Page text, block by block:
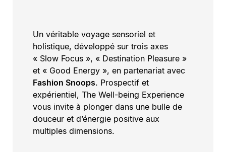
Un véritable voyage sensoriel et
holistique, développé sur trois axes
« Slow Focus », « Destination Pleasure »
et « Good Energy », en partenariat avec
Fashion Snoops. Prospectif et
expérientiel, The Well-being Experience
vous invite à plonger dans une bulle de
douceur et d’énergie positive aux
multiples dimensions.